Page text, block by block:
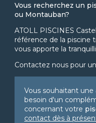
Vous recherchez un
ou Montauban?
ATOLL PISCINES
référence de la piscine
vous apporte la
Contactez nous pour
Vous souhaitant une
besoin d'un
concernant votre
contact dès à